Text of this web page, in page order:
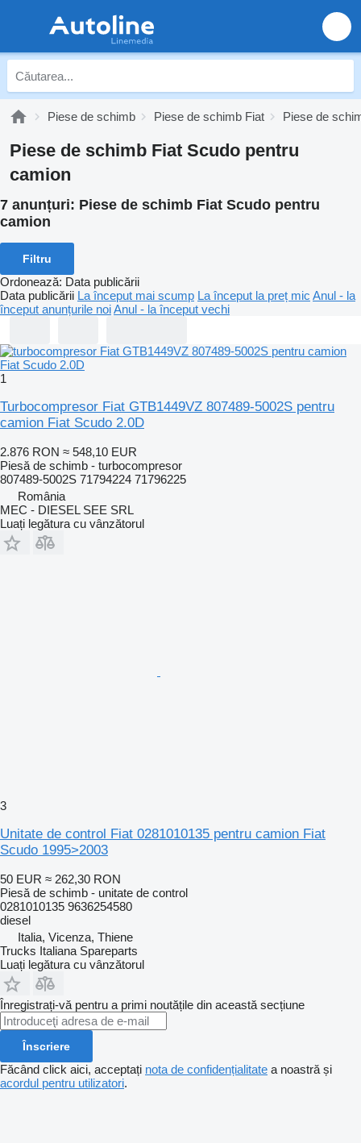
Piese de schimb Piese de schimb Fiat Piese de
Piese de schimb Fiat Scudo pentru
camion
7 anunțuri: Piese de schimb Fiat Scudo pentru
camion
Filtru
Ordonează: Data publicării
Data publicării La început mai scump La început la preț mic Anul - la
început anunțurile noiAnul - la început vechi
1
Turbocompresor Fiat GTB1449VZ 807489-5002S pentru
camion Fiat Scudo 2.0D
2.876 RON ≈ 548,10 EUR
Piesă de schimb - turbocompresor
807489-5002S 71794224 71796225
România
MEC - DIESEL SEE SRL
Luați legătura cu vânzătorul
3
Unitate de control Fiat 0281010135 pentru camion Fiat
Scudo 1995>2003
50 EUR ≈ 262,30 RON
Piesă de schimb - unitate de control
0281010135 9636254580
diesel
Italia, Vicenza, Thiene
Trucks Italiana Spareparts
Luați legătura cu vânzătorul
Înregistrați-vă pentru a primi noutățile din această secțiune
Înscriere
Făcând click aici, acceptați nota de confidențialitate a noastră și
acordul pentru utilizatori.